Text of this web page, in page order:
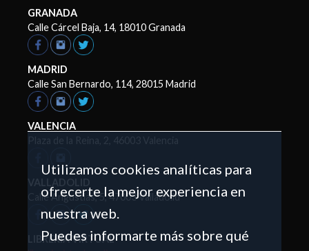
GRANADA
Calle Cárcel Baja, 14, 18010 Granada
MADRID
Calle San Bernardo, 114, 28015 Madrid
VALENCIA
Plaza de la Reina, 2, 46003 Valencia
VALLADOLID
Calle Angustias, 5, 47003 Valladolid
LIBRERÍA VIRTUAL
Utilizamos cookies analíticas para
ofrecerte la mejor experiencia en
nuestra web.
Puedes informarte más sobre qué